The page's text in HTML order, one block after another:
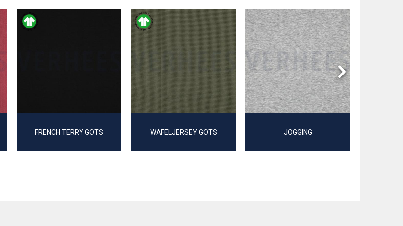
FRENCH TERRY GOTS WAFELJERSEY GOTS JOGGING